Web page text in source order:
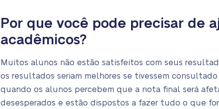
Por que você pode precisar de
acadêmicos?
Muitos alunos não estão satisfeitos com seus
os resultados seriam melhores se tivessem
quando os alunos percebem que a nota final será
desesperados e estão dispostos a fazer tudo o que